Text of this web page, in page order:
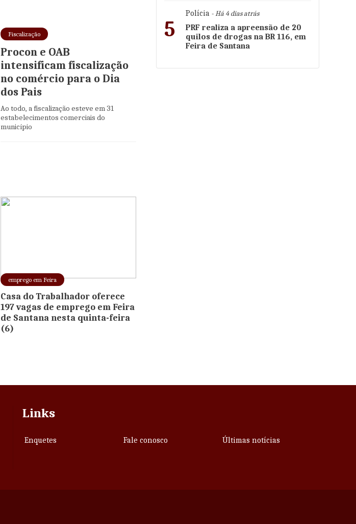
Fiscalização
Procon e OAB
intensificam fiscalização
no comércio para o Dia
dos Pais
Ao todo, a fiscalização esteve em 31
estabelecimentos comerciais do
município
emprego em Feira
Casa do Trabalhador oferece
197 vagas de emprego em Feira
de Santana nesta quinta-feira
(6)
5
Polícia - Há 4 dias atrás
PRF realiza a apreensão de 20
quilos de drogas na BR 116, em
Feira de Santana
Links
Enquetes Fale conosco Últimas notícias